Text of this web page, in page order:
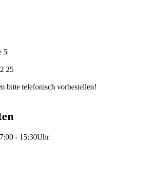
5
25
bitte telefonisch vorbestellen!
- 15:30Uhr